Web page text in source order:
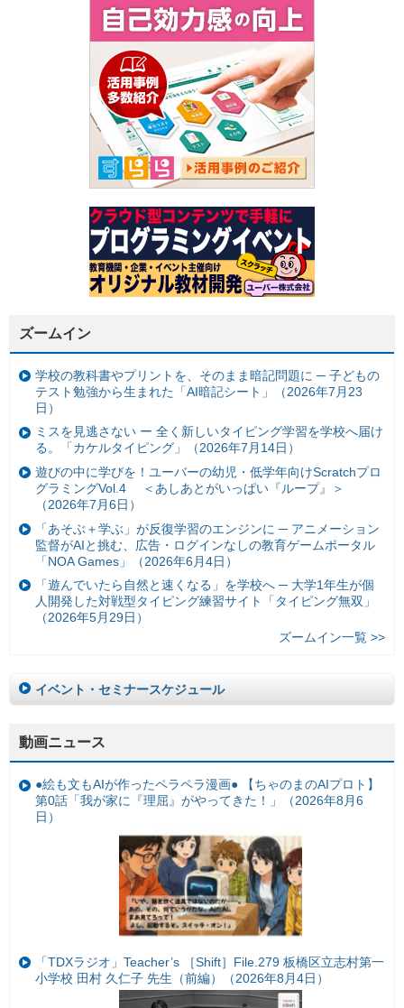
ズームイン
学校の教科書やプリントを、そのまま暗記問題に ─ 子どもの
テスト勉強から生まれた「AI暗記シート」（2026年7月23
日）
ミスを見逃さない ー 全く新しいタイピング学習を学校へ届け
る。「カケルタイピング」（2026年7月14日）
遊びの中に学びを！ユーバーの幼児・低学年向けScratchプロ
グラミングVol.4 ＜あしあとがいっぱい『ループ』＞
（2026年7月6日）
「あそぶ＋学ぶ」が反復学習のエンジンに ─ アニメーション
監督がAIと挑む、広告・ログインなしの教育ゲームポータル
「NOA Games」（2026年6月4日）
「遊んでいたら自然と速くなる」を学校へ ─ 大学1年生が個
人開発した対戦型タイピング練習サイト「タイピング無双」
（2026年5月29日）
ズームイン一覧 >>
イベント・セミナースケジュール
動画ニュース
●絵も文もAIが作ったペラペラ漫画● 【ちゃのまのAIプロト】
第0話「我が家に『理屈』がやってきた！」（2026年8月6
日）
「TDXラジオ」Teacher’s ［Shift］File.279 板橋区立志村第一
小学校 田村 久仁子 先生（前編）（2026年8月4日）